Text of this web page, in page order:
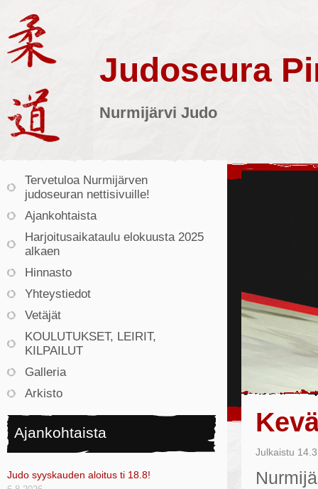
Judoseura
Nurmijärvi Judo
Tervetuloa Nurmijärven
judoseuran nettisivuille!
Ajankohtaista
Harjoitusaikataulu elokuusta 2025
alkaen
Hinnasto
Yhteystiedot
Vetäjät
KOULUTUKSET, LEIRIT,
KILPAILUT
Galleria
Arkisto
Ajankohtaista
Judo syyskauden aloitus ti 18.8!
Julkaistu